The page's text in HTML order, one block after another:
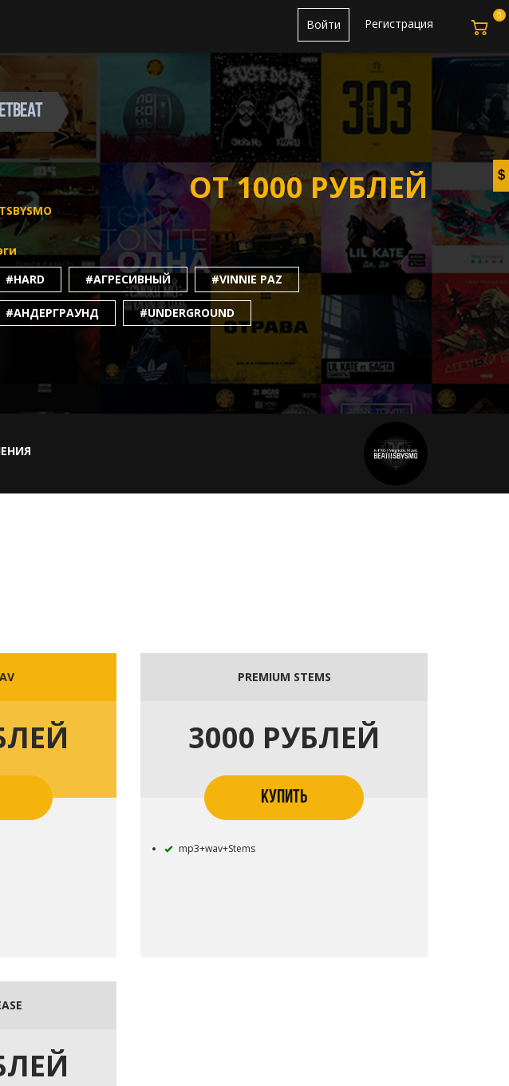
Регистрация
Войти
ОТ 1000 РУБЛЕЙ
#HARD
#АГРЕСИВНЫЙ #VINNIE PAZ
#АНДЕРГРАУНД #UNDERGROUND
PREMIUM STEMS
3000 РУБЛЕЙ
КУПИТЬ
mp3+wav+Stems
0